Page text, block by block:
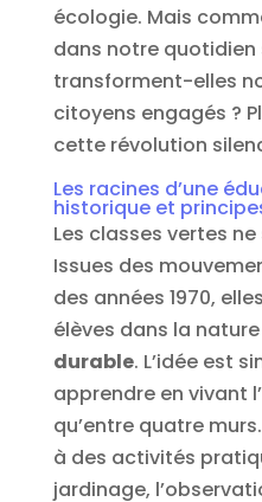
écologie. Mais
dans notre
transforment-elles
citoyens engagés ?
cette révolution
Les racines d’une
historique et
Les classes vertes
Issues des
des années 1970,
élèves dans la
durable. L’idée est
apprendre en vivant
qu’entre quatre
à des activités
jardinage,